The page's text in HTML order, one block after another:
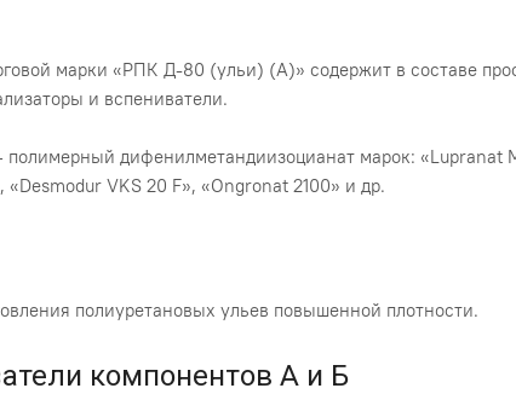
марки «РПК Д-80 (ульи) (А)» содержит в составе
и вспениватели.
дифенилметандиизоцианат марок: «Lupranat
VKS 20 F», «Оngronat 2100» и др.
полиуретановых ульев повышенной плотности.
компонентов А и Б